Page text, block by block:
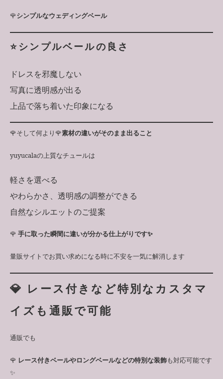
🌹シンプルなウェディングベール
⭐️シンプルベールの良さ
ドレスを邪魔しない
写真に透明感が出る
上品で落ち着いた印象になる
🌹そして何より🌹素材の違いがそのまま出ること
yuyucalaの上質なチュールは
軽さを選べる
やわらかさ、透明感の調整ができる
自然なシルエットのご提案
🌹 手に取った瞬間に違いが分かる仕上がりです✨
量販サイトでお買い求めになる時に不安を一気に解消します
💎 レース付きなど特別なカスタマ
イズも通販で可能
通販でも
🌹 レース付きベールやロングベールなどの特別な装飾も対応可能です
✨